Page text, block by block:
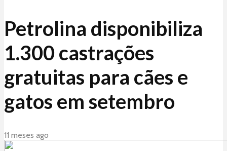
Petrolina disponibiliza
1.300 castrações
gratuitas para cães e
gatos em setembro
11 meses ago